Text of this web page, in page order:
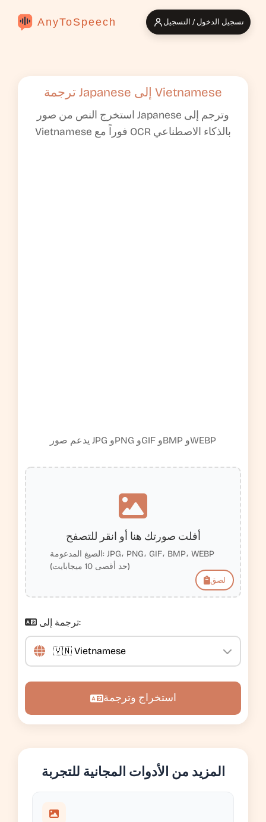
AnyToSpeech تسجيل الدخول / التسجيل
ترجمة Japanese إلى Vietnamese
استخرج النص من صور Japanese وترجم إلى
Vietnamese فوراً مع OCR بالذكاء الاصطناعي
يدعم صور JPG وPNG وGIF وBMP وWEBP
أفلت صورتك هنا أو انقر للتصفح
الصيغ المدعومة: JPG، PNG، GIF، BMP، WEBP
(حد أقصى 10 ميجابايت)
لصق
ترجمة إلى:
استخراج وترجمة
المزيد من الأدوات المجانية للتجربة